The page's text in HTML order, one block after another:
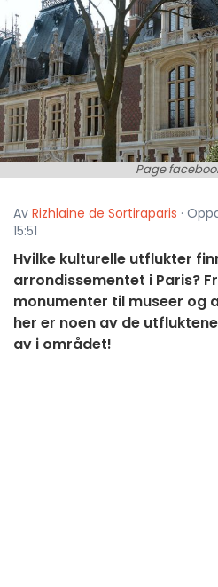
Page
Av Rizhlaine de Sortiraparis ·
15:51
Hvilke kulturelle utflukter
arrondissementet i Paris?
monumenter til museer og
her er noen av de
av i området!